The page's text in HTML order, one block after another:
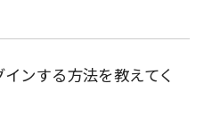
ンする方法を教えてく